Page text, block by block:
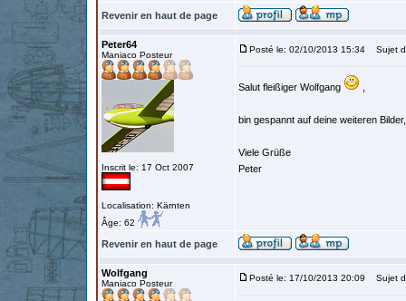
Revenir en haut de page
Peter64
Maniaco Posteur
Inscrit le: 17 Oct 2007
Localisation: Kärnten
Âge: 62
Posté le: 02/10/2013 15:34 Sujet
Salut fleißiger Wolfgang
bin gespannt auf deine weiteren
Viele Grüße
Peter
Revenir en haut de page
Wolfgang
Maniaco Posteur
Posté le: 17/10/2013 20:09 Sujet